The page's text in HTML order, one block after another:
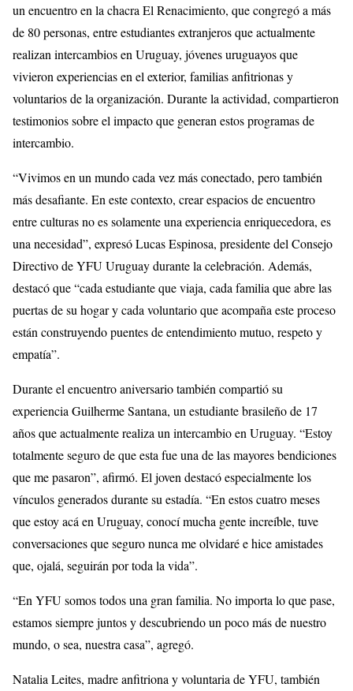
un encuentro en la chacra El Renacimiento, que congregó a más
de 80 personas, entre estudiantes extranjeros que actualmente
realizan intercambios en Uruguay, jóvenes uruguayos que
vivieron experiencias en el exterior, familias anfitrionas y
voluntarios de la organización. Durante la actividad, compartieron
testimonios sobre el impacto que generan estos programas de
intercambio.
“Vivimos en un mundo cada vez más conectado, pero también
más desafiante. En este contexto, crear espacios de encuentro
entre culturas no es solamente una experiencia enriquecedora, es
una necesidad”, expresó Lucas Espinosa, presidente del Consejo
Directivo de YFU Uruguay durante la celebración. Además,
destacó que “cada estudiante que viaja, cada familia que abre las
puertas de su hogar y cada voluntario que acompaña este proceso
están construyendo puentes de entendimiento mutuo, respeto y
empatía”.
Durante el encuentro aniversario también compartió su
experiencia Guilherme Santana, un estudiante brasileño de 17
años que actualmente realiza un intercambio en Uruguay. “Estoy
totalmente seguro de que esta fue una de las mayores bendiciones
que me pasaron”, afirmó. El joven destacó especialmente los
vínculos generados durante su estadía. “En estos cuatro meses
que estoy acá en Uruguay, conocí mucha gente increíble, tuve
conversaciones que seguro nunca me olvidaré e hice amistades
que, ojalá, seguirán por toda la vida”.
“En YFU somos todos una gran familia. No importa lo que pase,
estamos siempre juntos y descubriendo un poco más de nuestro
mundo, o sea, nuestra casa”, agregó.
Natalia Leites, madre anfitriona y voluntaria de YFU, también